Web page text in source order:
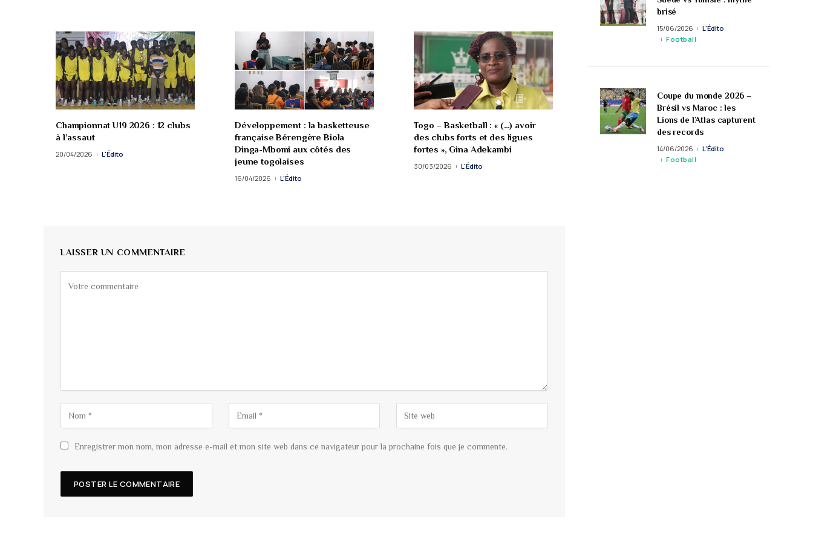
Championnat U19 2026 : 12 clubs
à l’assaut
20/04/2026 L'Édito
Développement : la basketteuse
française Bérengère Biola
Dinga-Mbomi aux côtés des
jeune togolaises
16/04/2026 L'Édito
Togo – Basketball : « (…) avoir
des clubs forts et des ligues
fortes », Gina Adekambi
30/03/2026 L'Édito
LAISSER UN COMMENTAIRE
Enregistrer mon nom, mon adresse e-mail et mon site web dans ce navigateur pour la prochaine fois que je commente.
brisé
15/06/2026
L'Édito
Football
Coupe du monde 2026 –
Brésil vs Maroc : les
Lions de l’Atlas capturent
des records
14/06/2026
L'Édito
Football